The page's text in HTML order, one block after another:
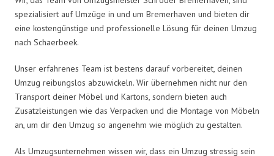
spezialisiert auf Umzüge in und um Bremerhaven und bieten dir
eine kostengünstige und professionelle Lösung für deinen Umzug
nach Schaerbeek.
Unser erfahrenes Team ist bestens darauf vorbereitet, deinen
Umzug reibungslos abzuwickeln. Wir übernehmen nicht nur den
Transport deiner Möbel und Kartons, sondern bieten auch
Zusatzleistungen wie das Verpacken und die Montage von Möbeln
an, um dir den Umzug so angenehm wie möglich zu gestalten.
Als Umzugsunternehmen wissen wir, dass ein Umzug stressig sein